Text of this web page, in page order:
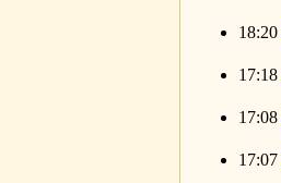
18:20
17:18
17:08
17:07